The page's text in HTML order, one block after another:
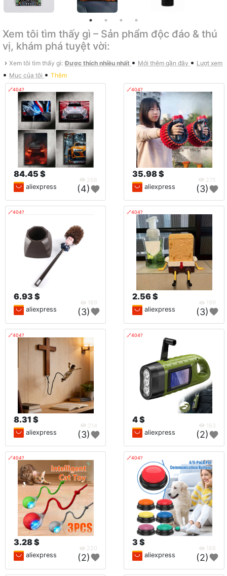
Xem tôi tìm thấy gì – Sản phẩm độc đáo & thú
vị, khám phá tuyệt vời:
› Xem tôi tìm thấy gì: Được thích nhiều nhất • Mới thêm gần đây • Lượt xem
• Mục của tôi • Thêm
🔗404?
84.45 $
268
aliexpress (4)
🔗404?
35.98 $
275
aliexpress (3)
🔗404?
6.93 $
189
aliexpress (3)
🔗404?
2.56 $
199
aliexpress (3)
🔗404?
8.31 $
214
aliexpress (3)
🔗404?
4 $
163
aliexpress (2)
🔗404?
3.28 $
220
aliexpress (2)
🔗404?
3 $
188
aliexpress (2)